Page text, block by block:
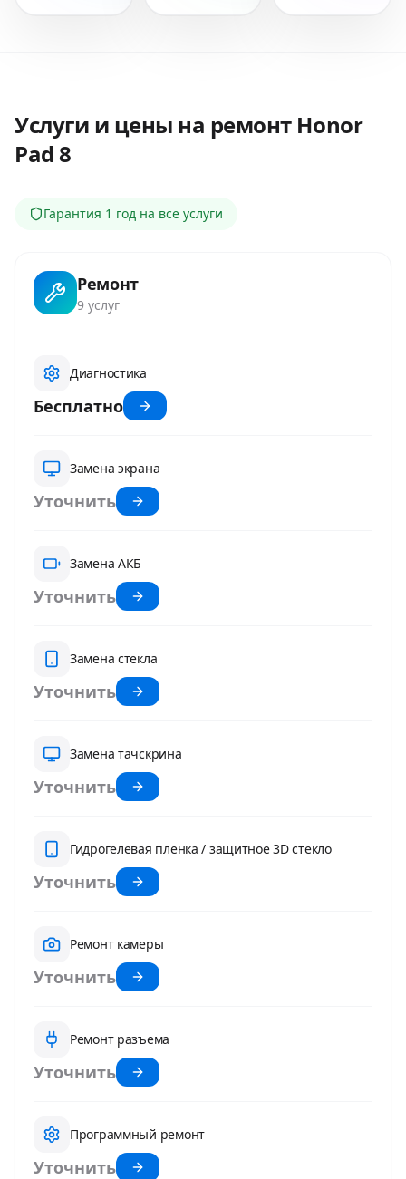
Услуги и цены на ремонт Honor
Pad 8
Гарантия 1 год на все услуги
Ремонт
9 услуг
Диагностика
Бесплатно
Замена экрана
Уточнить
Замена АКБ
Уточнить
Замена стекла
Уточнить
Замена тачскрина
Уточнить
Гидрогелевая пленка / защитное 3D стекло
Уточнить
Ремонт камеры
Уточнить
Ремонт разъема
Уточнить
Программный ремонт
Уточнить